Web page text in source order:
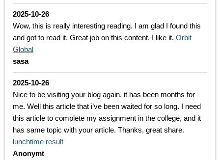
2025-10-26
Wow, this is really interesting reading. I am glad I found this
and got to read it. Great job on this content. I like it. Orbit
Global
sasa
2025-10-26
Nice to be visiting your blog again, it has been months for
me. Well this article that i’ve been waited for so long. I need
this article to complete my assignment in the college, and it
has same topic with your article. Thanks, great share.
lunchtime result
Anonymt